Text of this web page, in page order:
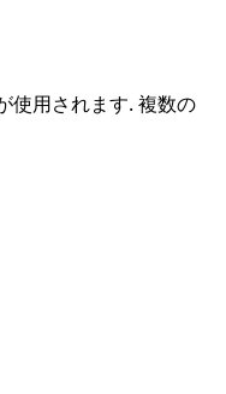
使用されます. 複数の